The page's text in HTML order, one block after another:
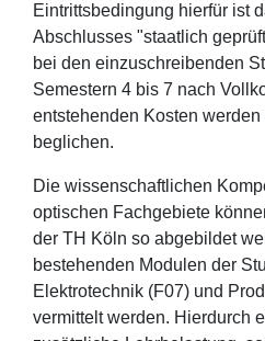
Eintrittsbedingung hierfür ist
Abschlusses "staatlich
bei den einzuschreibenden
Semestern 4 bis 7 nach
entstehenden Kosten
beglichen.
Die wissenschaftlichen
optischen Fachgebiete
der TH Köln so abgebildet
bestehenden Modulen der
Elektrotechnik (F07) und
vermittelt werden. Hierdurch